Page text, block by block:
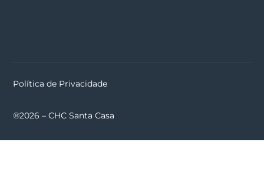
Política de Privacidade
®2026 – CHC Santa Casa